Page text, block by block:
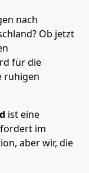
nach
Ob jetzt
für die
ruhigen
ist eine
im
aber wir, die